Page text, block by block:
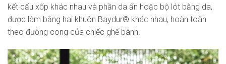
kết cấu xốp khác nhau và phần da ẩn hoặc bộ lót bằng da,
được làm bằng hai khuôn Baydur® khác nhau, hoàn toàn
theo đường cong của chiếc ghế bành.